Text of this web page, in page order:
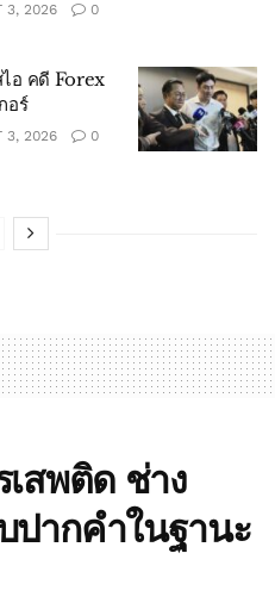
3, 2026
0
ไอ คดี Forex
อร์
3, 2026
0
เสพติด ช่าง
ปากคำในฐานะ